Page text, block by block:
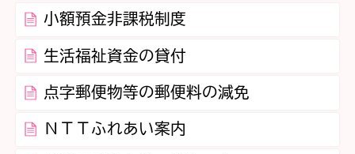
小額預金非課税制度
生活福祉資金の貸付
点字郵便物等の郵便料の減免
ＮＴＴふれあい案内